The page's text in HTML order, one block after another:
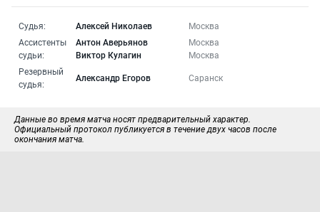
Судья: Алексей Николаев
Москва
Ассистенты
судьи:
Антон Аверьянов
Москва
Виктор Кулагин
Москва
Резервный
судья:
Александр Егоров Саранск
Данные во время матча носят предварительный характер.
Официальный протокол публикуется в течение двух часов после
окончания матча.